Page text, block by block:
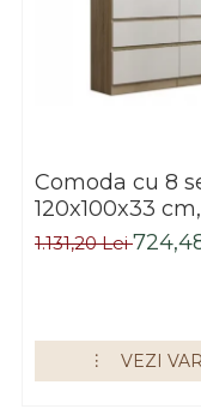
Comoda cu 8
120x100x33
sonoma/alb,
living,
1.131,20 Lei
VEZI